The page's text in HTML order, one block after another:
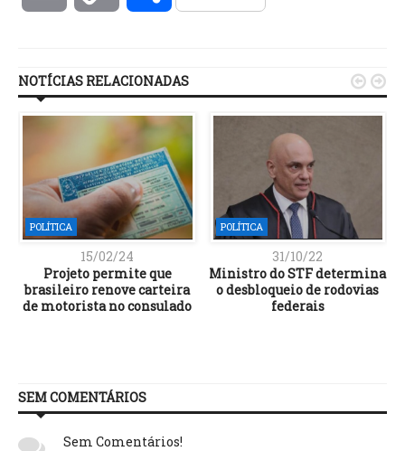
NOTÍCIAS RELACIONADAS
POLÍTICA
15/02/24
Projeto permite que
brasileiro renove carteira
de motorista no consulado
POLÍTICA
31/10/22
Ministro do STF determina
o desbloqueio de rodovias
federais
 
SEM COMENTÁRIOS
Sem Comentários!